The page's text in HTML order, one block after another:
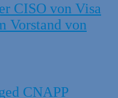
CISO von Visa
Vorstand von
CNAPP